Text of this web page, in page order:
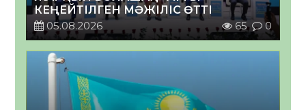
КЕҢЕЙТІЛГЕН МӘЖІЛІС ӨТТІ
05.08.2026
65 0